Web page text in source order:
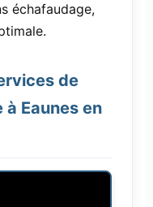
échafaudage,
de
Eaunes en